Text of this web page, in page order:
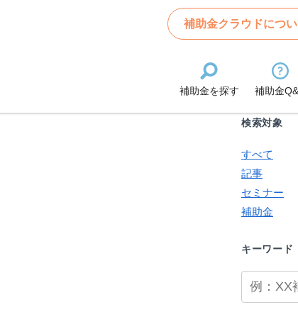
補助金クラウドにつ
補助金を探す 補助金
Search
条件から
検索対象
すべて
記事
セミナー
補助金
キーワード